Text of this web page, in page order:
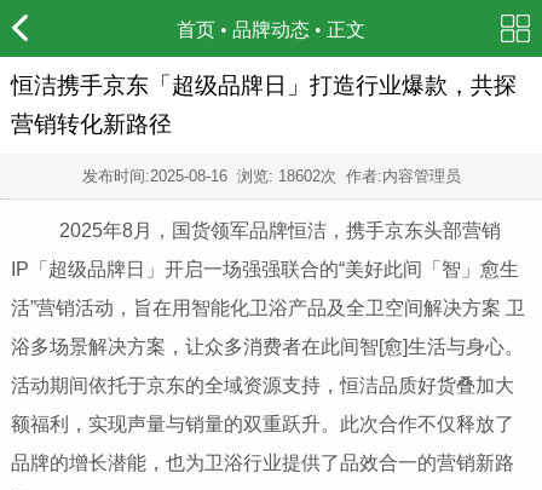
首页 • 品牌动态 • 正文
恒洁携手京东「超级品牌日」打造行业爆款，共探
营销转化新路径
发布时间:2025-08-16浏览: 18602次 作者:内容管理员
2025年8月，国货领军品牌恒洁，携手京东头部营销
IP「超级品牌日」开启一场强强联合的“美好此间「智」愈生
活”营销活动，旨在用智能化卫浴产品及全卫空间解决方案 卫
浴多场景解决方案，让众多消费者在此间智[愈]生活与身心。
活动期间依托于京东的全域资源支持，恒洁品质好货叠加大
额福利，实现声量与销量的双重跃升。此次合作不仅释放了
品牌的增长潜能，也为卫浴行业提供了品效合一的营销新路